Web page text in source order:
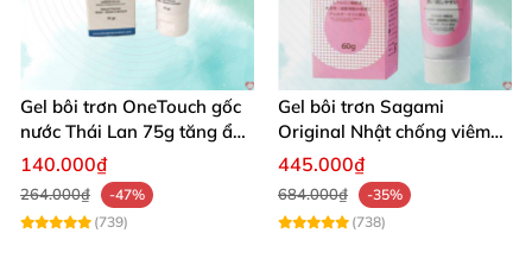
Gel bôi trơn OneTouch gốc
nước Thái Lan 75g tăng ẩm
hiệu quả
140.000₫
264.000₫
-47%
(739)
Gel bôi trơn Sagami
Original Nhật chống viêm
an toàn da
445.000₫
684.000₫
-35%
(738)